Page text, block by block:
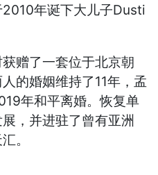
年诞下大儿子Dusti
赠了一套位于北京朝
的婚姻维持了11年，孟
年和平离婚。恢复单
，并进驻了曾有亚洲
。